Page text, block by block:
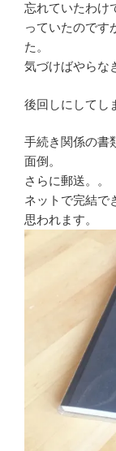
忘れていたわけ
っていたのです
た。
気づけばやらな
後回しにしてし
手続き関係の書
面倒。
さらに郵送。。
ネットで完結で
思われます。